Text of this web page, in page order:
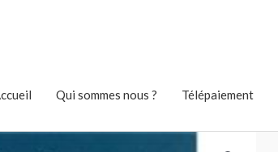
Qui sommes nous ? Télépaiement